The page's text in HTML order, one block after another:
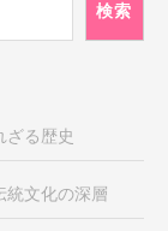
検索
ざる歴史
統文化の深層